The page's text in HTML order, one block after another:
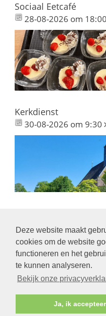
Deze website maakt
cookies om de website
functioneren en het
te kunnen analyseren.
Bekijk onze
Ja, ik
Sociaal Eetcafé
28-08-2026 om 18:00
Kerkdienst
30-08-2026 om 9:30
Volg ons op:
© Protestantse